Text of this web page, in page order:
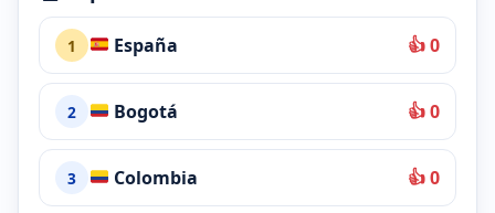
1 España 👍 0
2 Bogotá 👍 0
3 Colombia 👍 0